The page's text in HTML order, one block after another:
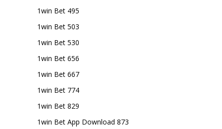
1win Bet 495
1win Bet 503
1win Bet 530
1win Bet 656
1win Bet 667
1win Bet 774
1win Bet 829
1win Bet App Download 873